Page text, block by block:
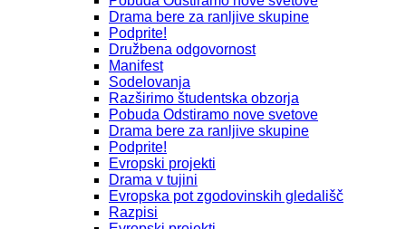
Drama bere za ranljive skupine
Podprite!
Družbena odgovornost
Manifest
Sodelovanja
Razširimo študentska obzorja
Pobuda Odstiramo nove svetove
Drama bere za ranljive skupine
Podprite!
Evropski projekti
Drama v tujini
Evropska pot zgodovinskih gledališč
Razpisi